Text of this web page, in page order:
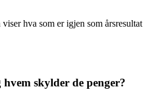
hva som er igjen som årsresultat
skylder de penger?